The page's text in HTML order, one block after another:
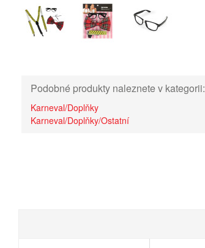
Podobné produkty naleznete v kategorii:
Karneval/Doplňky
Karneval/Doplňky/Ostatní